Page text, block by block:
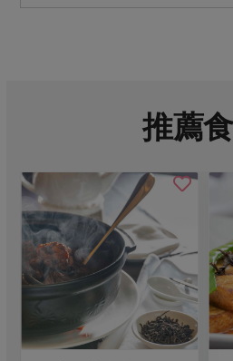
用普洱茶、烏龍茶、紅茶示
推薦